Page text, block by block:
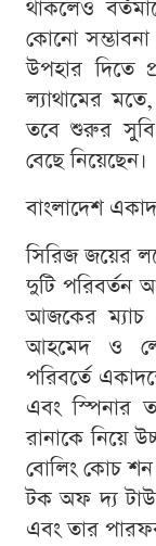
থাকলেও
কোনো সম্ভাবনা
উপহার দিতে
ল্যাথামের
তবে শুরুর
বেছে নিয়েছেন।
বাংলাদেশ
সিরিজ জয়ের
দুটি পরিবর্তন
আজকের ম্যাচ
আহমেদ ও
পরিবর্তে
এবং স্পিনার
রানাকে নিয়ে
বোলিং কোচ শন
টক অফ দ্য
এবং তার